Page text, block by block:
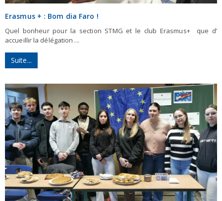
Erasmus + : Bom dia Faro !
Quel bonheur pour la section STMG et le club Erasmus+ que d’
accueillir la délégation ...
Suite...